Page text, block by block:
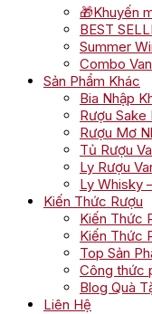
🎁Khuyến
BEST
Summer
Combo
Sản Phẩm Khác
Bia Nhập
Rượu Sake
Rượu Mơ
Tủ Rượu
Ly Rượu
Ly Whisky
Kiến Thức Rượu
Kiến Thức
Kiến Thức
Top Sản
Công thức
Blog Quà
Liên Hệ